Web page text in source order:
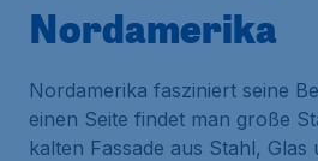
Nordamerika
Nordamerika fasziniert seine
einen Seite findet man große
kalten Fassade aus Stahl,